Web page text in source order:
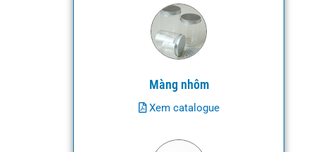
Màng nhôm
Xem catalogue